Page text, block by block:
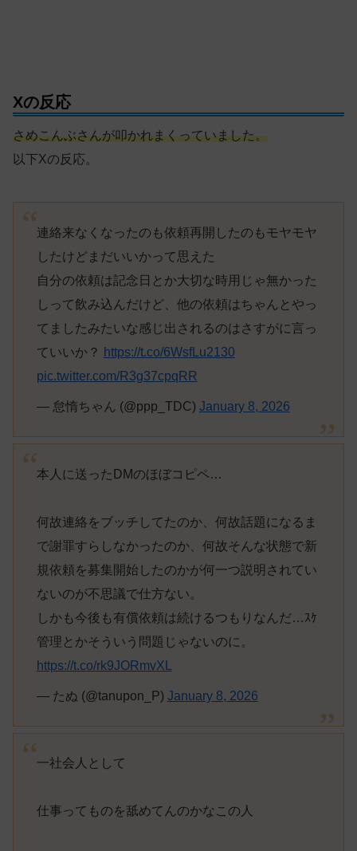
Xの反応
さめこんぶさんが叩かれまくっていました。
以下Xの反応。
連絡来なくなったのも依頼再開したのもモヤモヤ
したけどまだいいかって思えた
自分の依頼は記念日とか大切な時用じゃ無かった
しって飲み込んだけど、他の依頼はちゃんとやっ
てましたみたいな感じ出されるのはさすがに言っ
ていいか？
https://t.co/6WsfLu2130
pic.twitter.com/R3g37cpqRR
— 怠惰ちゃん (@ppp_TDC) January 8, 2026
本人に送ったDMのほぼコピペ…
何故連絡をブッチしてたのか、何故話題になるま
で謝罪すらしなかったのか、何故そんな状態で新
規依頼を募集開始したのかが何一つ説明されてい
ないのが不思議で仕方ない。
しかも今後も有償依頼は続けるつもりなんだ…ｽｹ
管理とかそういう問題じゃないのに。
https://t.co/rk9JORmvXL
— たぬ (@tanupon_P) January 8, 2026
一社会人として
仕事ってものを舐めてんのかなこの人